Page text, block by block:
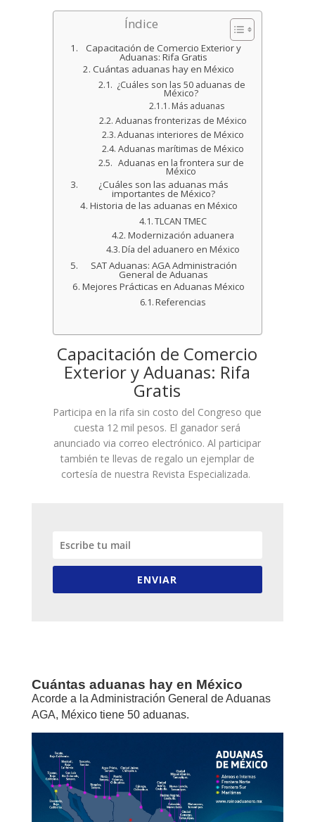
Índice
Capacitación de Comercio Exterior y
Aduanas: Rifa Gratis
Cuántas aduanas hay en México
¿Cuáles son las 50 aduanas de
México?
Más aduanas
Aduanas fronterizas de México
Aduanas interiores de México
Aduanas marítimas de México
Aduanas en la frontera sur de
México
¿Cuáles son las aduanas más
importantes de México?
Historia de las aduanas en México
TLCAN TMEC
Modernización aduanera
Día del aduanero en México
SAT Aduanas: AGA Administración
General de Aduanas
Mejores Prácticas en Aduanas México
Referencias
Capacitación de Comercio
Exterior y Aduanas: Rifa
Gratis
Participa en la rifa sin costo del Congreso que
cuesta 12 mil pesos. El ganador será
anunciado via correo electrónico. Al participar
también te llevas de regalo un ejemplar de
cortesía de nuestra Revista Especializada.
ENVIAR
Cuántas aduanas hay en México
Acorde a la Administración General de Aduanas
AGA, México tiene 50 aduanas.